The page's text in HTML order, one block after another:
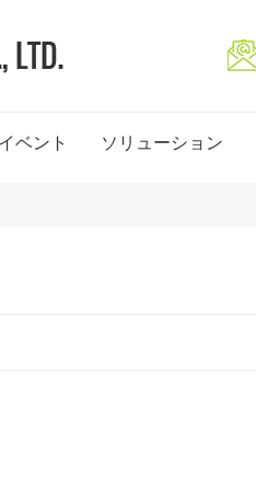
ベント ソリューション